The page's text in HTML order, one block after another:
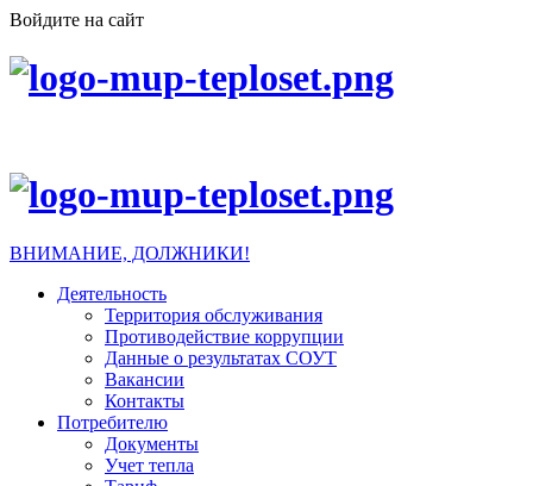
Войдите на сайт
ВНИМАНИЕ, ДОЛЖНИКИ!
Деятельность
Территория обслуживания
Противодействие коррупции
Данные о результатах СОУТ
Вакансии
Контакты
Потребителю
Документы
Учет тепла